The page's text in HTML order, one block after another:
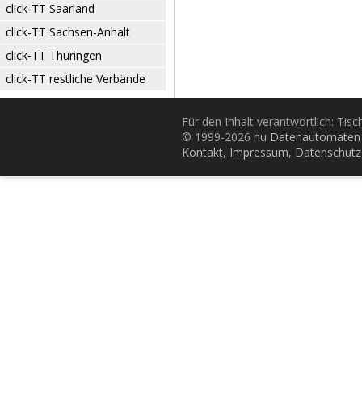
click-TT Saarland
click-TT Sachsen-Anhalt
click-TT Thüringen
click-TT restliche Verbände
Für den Inhalt verantwortlich:
© 1999-2026 nu
Kontakt, Impressum, Datenschutz